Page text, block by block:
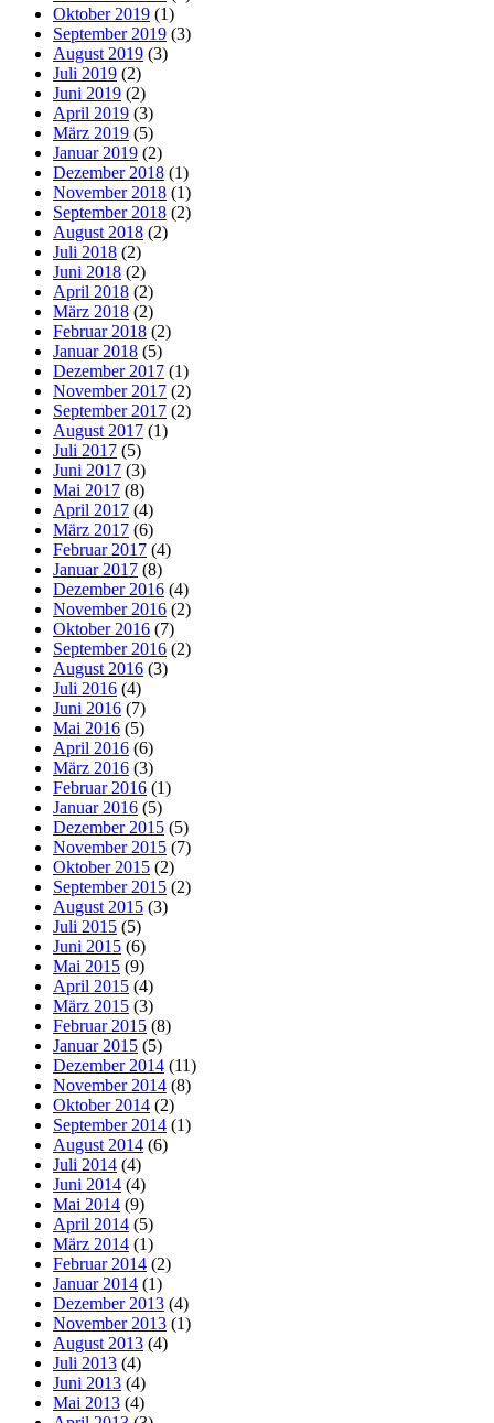
Oktober 2019 (1)
September 2019 (3)
August 2019 (3)
Juli 2019 (2)
Juni 2019 (2)
April 2019 (3)
März 2019 (5)
Januar 2019 (2)
Dezember 2018 (1)
November 2018 (1)
September 2018 (2)
August 2018 (2)
Juli 2018 (2)
Juni 2018 (2)
April 2018 (2)
März 2018 (2)
Februar 2018 (2)
Januar 2018 (5)
Dezember 2017 (1)
November 2017 (2)
September 2017 (2)
August 2017 (1)
Juli 2017 (5)
Juni 2017 (3)
Mai 2017 (8)
April 2017 (4)
März 2017 (6)
Februar 2017 (4)
Januar 2017 (8)
Dezember 2016 (4)
November 2016 (2)
Oktober 2016 (7)
September 2016 (2)
August 2016 (3)
Juli 2016 (4)
Juni 2016 (7)
Mai 2016 (5)
April 2016 (6)
März 2016 (3)
Februar 2016 (1)
Januar 2016 (5)
Dezember 2015 (5)
November 2015 (7)
Oktober 2015 (2)
September 2015 (2)
August 2015 (3)
Juli 2015 (5)
Juni 2015 (6)
Mai 2015 (9)
April 2015 (4)
März 2015 (3)
Februar 2015 (8)
Januar 2015 (5)
Dezember 2014 (11)
November 2014 (8)
Oktober 2014 (2)
September 2014 (1)
August 2014 (6)
Juli 2014 (4)
Juni 2014 (4)
Mai 2014 (9)
April 2014 (5)
März 2014 (1)
Februar 2014 (2)
Januar 2014 (1)
Dezember 2013 (4)
November 2013 (1)
August 2013 (4)
Juli 2013 (4)
Juni 2013 (4)
Mai 2013 (4)